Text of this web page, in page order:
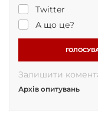
Twitter
А що це?
Залишити
Архів опитувань